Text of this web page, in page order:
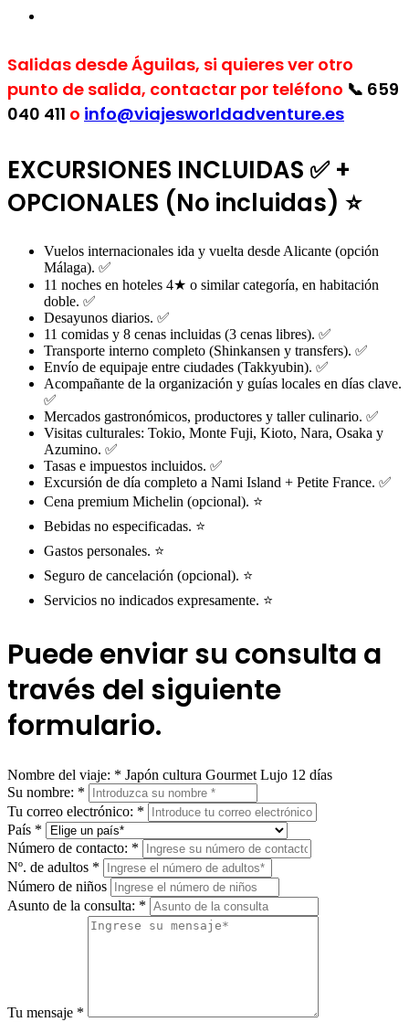
Salidas desde Águilas, si quieres ver otro
punto de salida, contactar por teléfono 📞 659
040 411 o info@viajesworldadventure.es
EXCURSIONES INCLUIDAS ✅ +
OPCIONALES (No incluidas) ⭐
Vuelos internacionales ida y vuelta desde Alicante (opción
Málaga). ✅
11 noches en hoteles 4★ o similar categoría, en habitación
doble. ✅
Desayunos diarios. ✅
11 comidas y 8 cenas incluidas (3 cenas libres). ✅
Transporte interno completo (Shinkansen y transfers). ✅
Envío de equipaje entre ciudades (Takkyubin). ✅
Acompañante de la organización y guías locales en días clave.
✅
Mercados gastronómicos, productores y taller culinario. ✅
Visitas culturales: Tokio, Monte Fuji, Kioto, Nara, Osaka y
Azumino. ✅
Tasas e impuestos incluidos. ✅
Excursión de día completo a Nami Island + Petite France. ✅
Cena premium Michelin (opcional). ⭐
Bebidas no especificadas. ⭐
Gastos personales. ⭐
Seguro de cancelación (opcional). ⭐
Servicios no indicados expresamente. ⭐
Puede enviar su consulta a
través del siguiente
formulario.
Nombre del viaje: * Japón cultura Gourmet Lujo 12 días
Su nombre: *
Tu correo electrónico: *
País *
Número de contacto: *
Nº. de adultos *
Número de niños
Asunto de la consulta: *
Tu mensaje *